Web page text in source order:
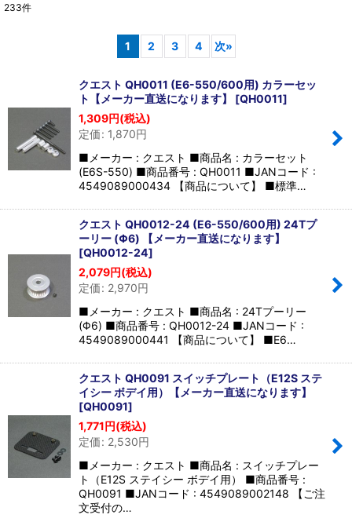
233件
1 2 3 4 次»
クエスト QH0011 (E6-550/600用) カラーセッ
ト【メーカー直送になります】 [QH0011]
1,309円(税込)
定価: 1,870円
■メーカー : クエスト ■商品名 : カラーセット
(E6S-550) ■商品番号 : QH0011 ■JANコード :
4549089000434 【商品について】 ■標準…
クエスト QH0012-24 (E6-550/600用) 24Tプ
ーリー (Φ6) 【メーカー直送になります】
[QH0012-24]
2,079円(税込)
定価: 2,970円
■メーカー : クエスト ■商品名 : 24Tプーリー
(Φ6) ■商品番号 : QH0012-24 ■JANコード :
4549089000441 【商品について】 ■E6…
クエスト QH0091 スイッチプレート（E12S ステ
イシー ボデイ用）【メーカー直送になります】
[QH0091]
1,771円(税込)
定価: 2,530円
■メーカー : クエスト ■商品名 : スイッチプレー
ト（E12S ステイシー ボデイ用） ■商品番号 :
QH0091 ■JANコード : 4549089002148 【ご注
文受付の…